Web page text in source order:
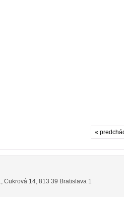
«
Cukrová 14 813 39 Bratislava 1